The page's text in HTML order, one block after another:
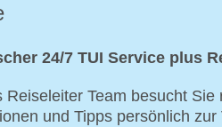
24/7 TUI Service plus
Reiseleiter Team besucht
und Tipps persönlich